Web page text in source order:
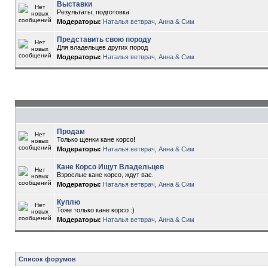
Выставки
Результаты, подготовка
Модераторы: Наталья ветврач Анна & Сим
Представить свою породу
Для владельцев других пород
Модераторы: Наталья ветврач Анна & Сим
Продам
Только щенки кане корсо!
Модераторы: Наталья ветврач Анна & Сим
Кане Корсо Ищут Владельцев
Взрослые кане корсо, ждут вас.
Модераторы: Наталья ветврач Анна & Сим
Куплю
Тоже только кане корсо :)
Модераторы: Наталья ветврач Анна & Сим
Список форумов